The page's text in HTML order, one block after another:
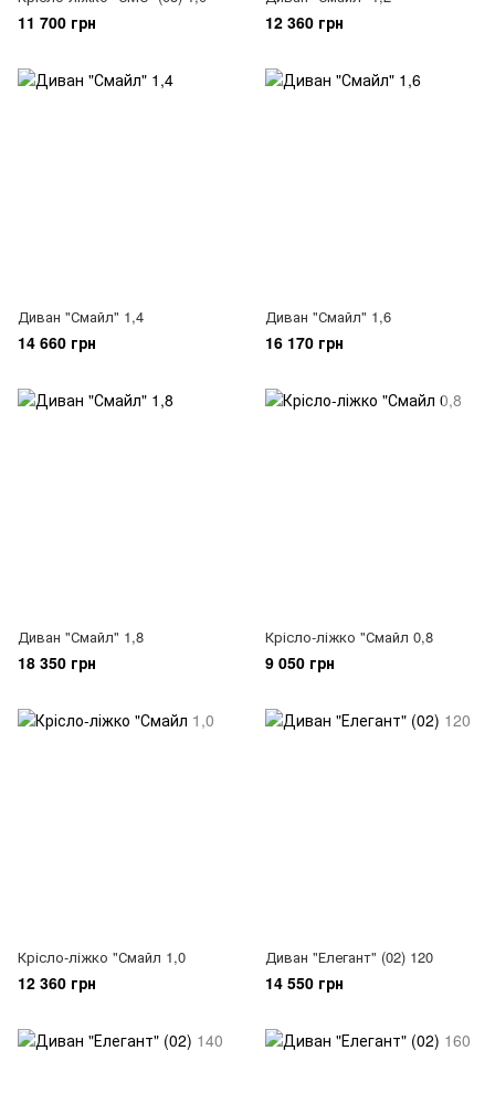
11 700 грн 12 360 грн
Диван "Смайл" 1,4
14 660 грн
Диван "Смайл" 1,6
16 170 грн
Диван "Смайл" 1,8
18 350 грн
Крісло-ліжко "Смайл 0,8
9 050 грн
Крісло-ліжко "Смайл 1,0
12 360 грн
Диван "Елегант" (02) 120
14 550 грн